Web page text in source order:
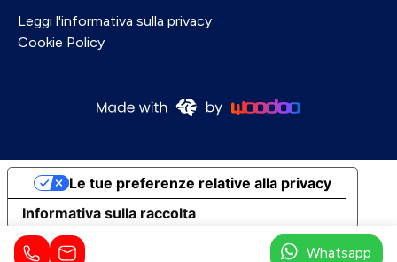
Whatsapp
Leggi l'informativa sulla privacy
Cookie Policy
Informativa sulla raccolta
Le tue preferenze relative alla privacy